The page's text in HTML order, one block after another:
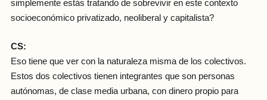
simplemente estás tratando de sobrevivir en este contexto
socioeconómico privatizado, neoliberal y capitalista?
CS:
Eso tiene que ver con la naturaleza misma de los colectivos.
Estos dos colectivos tienen integrantes que son personas
autónomas, de clase media urbana, con dinero propio para